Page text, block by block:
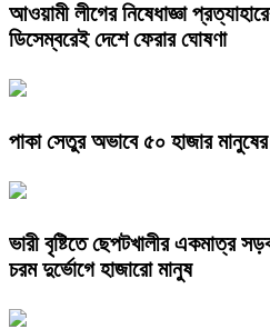
আওয়ামী লীগের নিষেধাজ্ঞা
ডিসেম্বরেই দেশে ফেরার ঘোষণা
পাকা সেতুর অভাবে ৫০ হাজার
ভারী বৃষ্টিতে ছেপটখালীর একমাত্র
চরম দুর্ভোগে হাজারো মানুষ